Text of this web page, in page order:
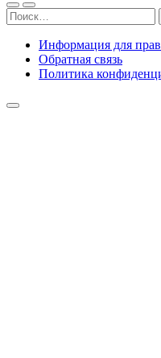
Найти:
Информация для
Обратная связь
Политика